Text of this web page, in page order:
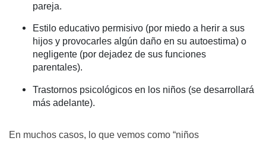
pareja.
Estilo educativo permisivo (por miedo a herir a sus
hijos y provocarles algún daño en su autoestima) o
negligente (por dejadez de sus funciones
parentales).
Trastornos psicológicos en los niños (se desarrollará
más adelante).
En muchos casos, lo que vemos como “niños